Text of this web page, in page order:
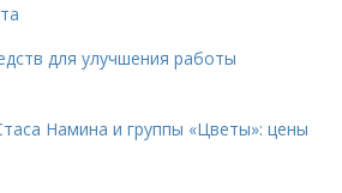
для улучшения работы
Намина и группы «Цветы»: цены